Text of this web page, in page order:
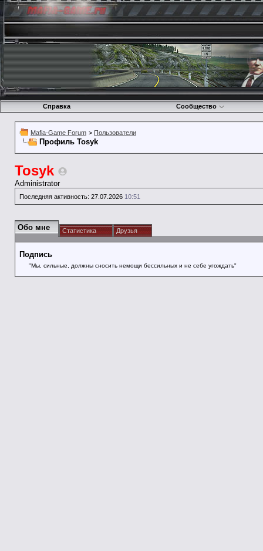
Справка Сообщество
Mafia-Game Forum > Пользователи
Профиль Tosyk
Tosyk
Administrator
Последняя активность: 27.07.2026 10:51
Обо мне Статистика Друзья
Подпись
"Мы, сильные, должны сносить немощи бессильных и не себе угождать"